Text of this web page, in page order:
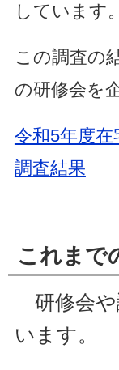
しています。
この調査の
の研修会を
令和5年度
調査結果
これまで
研修会や
います。